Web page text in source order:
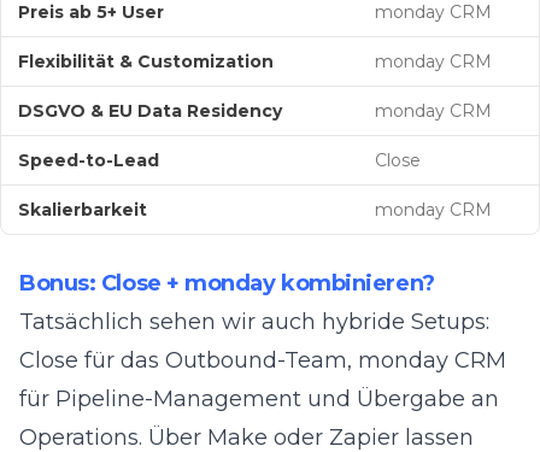
Preis ab 5+ User monday CRM
Flexibilität & Customization monday CRM
DSGVO & EU Data Residency monday CRM
Speed-to-Lead Close
Skalierbarkeit monday CRM
Bonus: Close + monday kombinieren?
Tatsächlich sehen wir auch hybride Setups:
Close für das Outbound-Team, monday CRM
für Pipeline-Management und Übergabe an
Operations. Über Make oder Zapier lassen